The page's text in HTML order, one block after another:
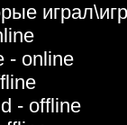
- online
- offline